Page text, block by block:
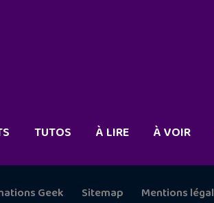
TUTOS À LIRE À VOIR
Geek Sitemap Mentions